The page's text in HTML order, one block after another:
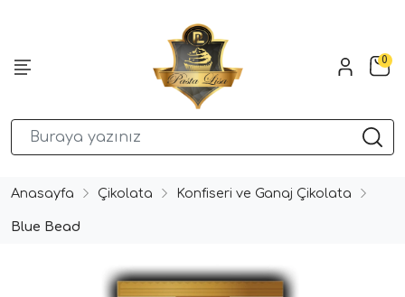
0
Anasayfa Çikolata Konfiseri ve Ganaj Çikolata
Blue Bead